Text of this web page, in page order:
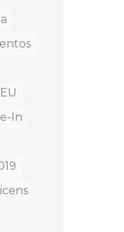
In